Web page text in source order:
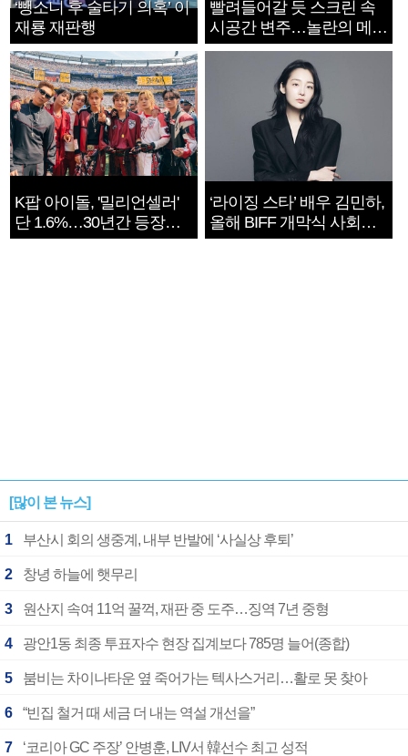
‘뺑소니 후 술타기 의혹’ 이
재룡 재판행
빨려들어갈 듯 스크린 속
시공간 변주…놀란의 메시
지는 ‘전쟁 속죄’
K팝 아이돌, '밀리언셀러'
단 1.6%…30년간 등장
1182개팀 전수조사
‘라이징 스타’ 배우 김민하,
올해 BIFF 개막식 사회자
확정
[많이 본 뉴스]
1 부산시 회의 생중계, 내부 반발에 ‘사실상 후퇴’
2 창녕 하늘에 햇무리
3 원산지 속여 11억 꿀꺽, 재판 중 도주…징역 7년 중형
4 광안1동 최종 투표자수 현장 집계보다 785명 늘어(종합)
5 붐비는 차이나타운 옆 죽어가는 텍사스거리…활로 못 찾아
6 “빈집 철거 때 세금 더 내는 역설 개선을”
7 ‘코리아 GC 주장’ 안병훈, LIV서 韓선수 최고 성적